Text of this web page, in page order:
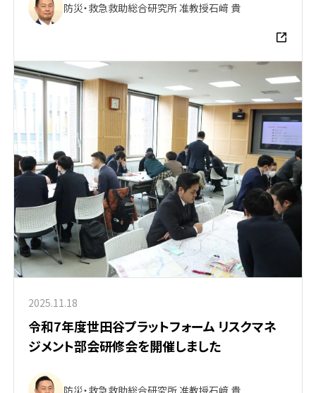
防災・救急救助総合研究所 准教授石﨑 貴
2025.11.18
令和7年度世田谷プラットフォーム リスクマネ
ジメント部会研修会を開催しました